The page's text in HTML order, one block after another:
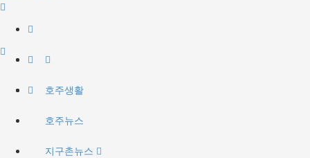
호주생활
호주뉴스
지구촌뉴스